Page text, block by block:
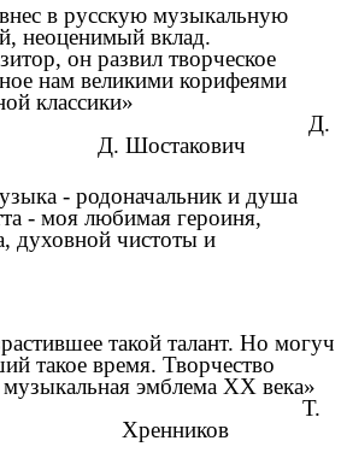
в русскую музыкальную
неоценимый вклад.
он развил творческое
нам великими корифеями
классики»
Д.
Д. Шостакович
- родоначальник и душа
- моя любимая героиня,
духовной чистоты и
такой талант. Но могуч
такое время. Творчество
эмблема ХХ века»
Т.
Хренников